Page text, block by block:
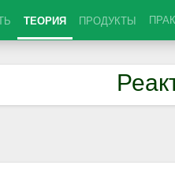
ТЕОРИЯ ПРОДУКТЫ